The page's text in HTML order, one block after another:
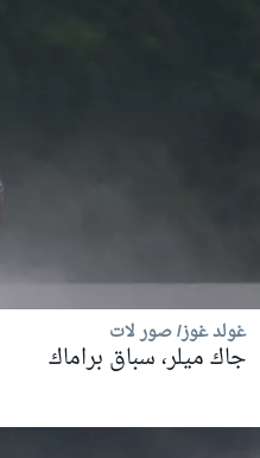
غولد غوز/ صور لات
جاك ميلر، سباق براماك